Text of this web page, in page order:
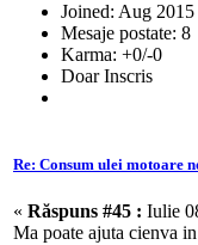
Joined: Aug 2015
Mesaje postate: 8
Karma: +0/-0
Doar Inscris
Re: Consum ulei motoare
« Răspuns #45 : Iulie
Ma poate ajuta cienva